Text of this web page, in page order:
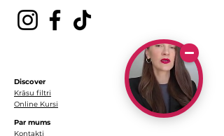
Discover
Krāsu filtri
Online Kursi
Par mums
Kontakti